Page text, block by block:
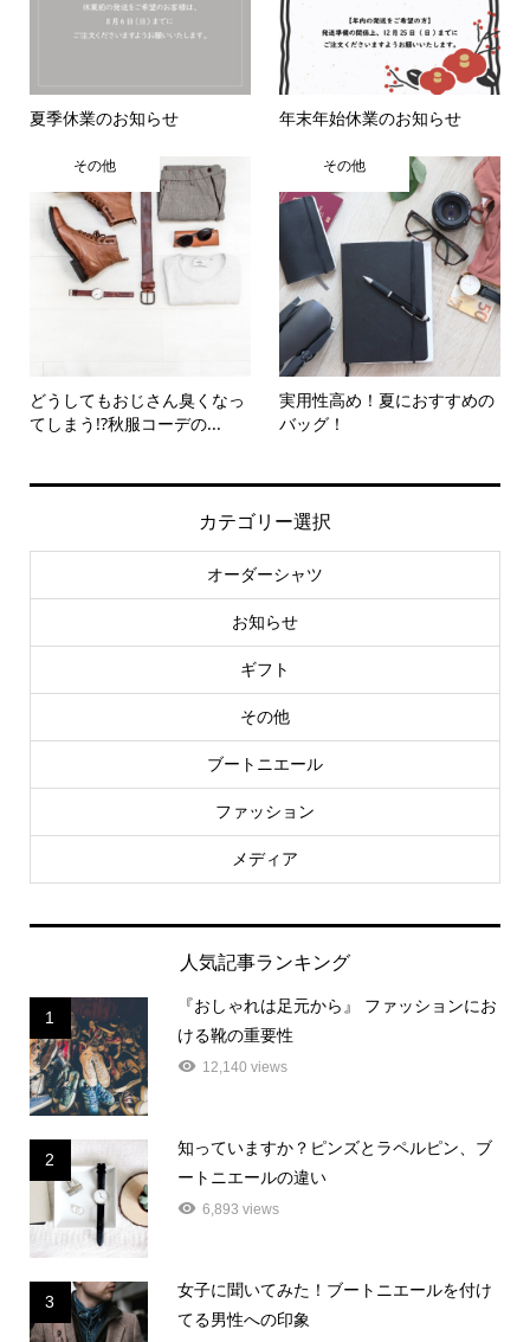
夏季休業のお知らせ 年末年始休業のお知らせ
その他
どうしてもおじさん臭くなっ
てしまう!?秋服コーデの...
その他
実用性高め！夏におすすめの
バッグ！
カテゴリー選択
オーダーシャツ
お知らせ
ギフト
その他
ブートニエール
ファッション
メディア
人気記事ランキング
1
『おしゃれは足元から』 ファッションにお
ける靴の重要性
12,140 views
2
知っていますか？ピンズとラペルピン、ブ
ートニエールの違い
6,893 views
3
女子に聞いてみた！ブートニエールを付け
てる男性への印象